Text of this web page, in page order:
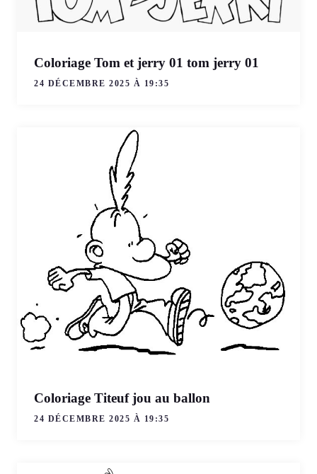
Coloriage Tom et jerry 01 tom jerry 01
24 DÉCEMBRE 2025 À 19:35
Coloriage Titeuf jou au ballon
24 DÉCEMBRE 2025 À 19:35